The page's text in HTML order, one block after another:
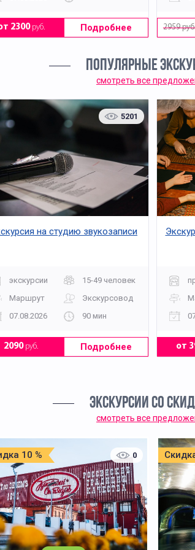
2300руб. Подробнее 2959 руб.
ПОПУЛЯРНЫЕ
смотреть все
5201
на студию звукозаписи
экскурсии
15-49 человек
Маршрут
Экскурсовод
07.08.2026
90 мин
2090руб. Подробнее от
ЭКСКУРСИИ СО
смотреть все
10 % 0